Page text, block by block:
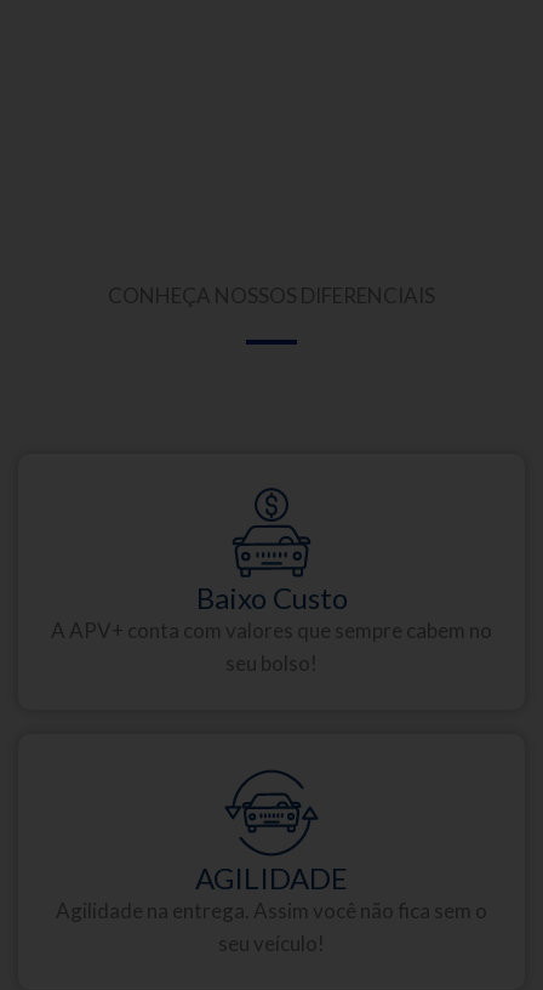
Baixo Custo
A APV+ conta com valores que sempre cabem no
seu bolso!
AGILIDADE
Agilidade na entrega. Assim você não fica sem o
seu veículo!